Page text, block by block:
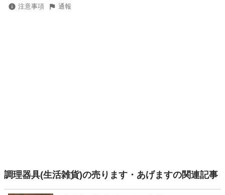
注意事項 通報
調理器具(生活雑貨)の売ります・あげますの関連記事